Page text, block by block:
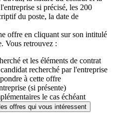
si précisé, les 200
du poste, la date de
offre en cliquant sur son intitulé
Vous retrouvez :
et les éléments de contrat
recherché par l'entreprise
à cette offre
(si présente)
le cas échéant
offres qui vous intéressent